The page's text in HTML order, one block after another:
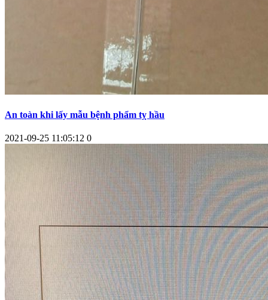
An toàn khi lấy mẫu bệnh phẩm tỵ hầu
2021-09-25 11:05:12 0